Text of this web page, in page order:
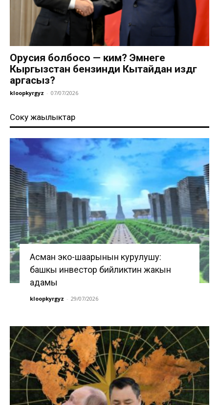
Орусия болбосо — ким? Эмнеге
Кыргызстан бензинди Кытайдан издөөгө
аргасыз?
kloopkyrgyz - 07/07/2026
Соңку жаңылыктар
Асман эко-шаарынын курулушу:
башкы инвестор бийликтин жакын
адамы
kloopkyrgyz - 29/07/2026